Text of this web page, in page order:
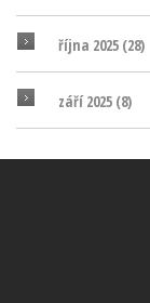
října 2025 (28)
září 2025 (8)